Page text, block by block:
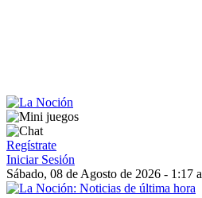
Regístrate
Iniciar Sesión
Sábado, 08 de Agosto de 2026 - 1:17